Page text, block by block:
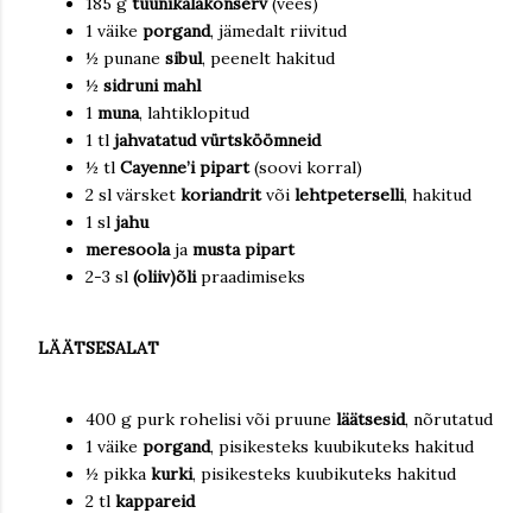
1 väike porgand, jämedalt riivitud
½ punane sibul, peenelt hakitud
½ sidruni mahl
1 muna, lahtiklopitud
1 tl jahvatatud vürtsköömneid
½ tl Cayenne’i pipart(soovi korral)
2 sl värsket koriandritvõi lehtpeterselli, hakitud
1 sl jahu
meresoolaja musta pipart
2-3 sl (oliiv)õlipraadimiseks
LÄÄTSESALAT
400 g purk rohelisi või pruune läätsesid, nõrutatud
1 väike porgand, pisikesteks kuubikuteks hakitud
½ pikka kurki, pisikesteks kuubikuteks hakitud
2 tl kappareid